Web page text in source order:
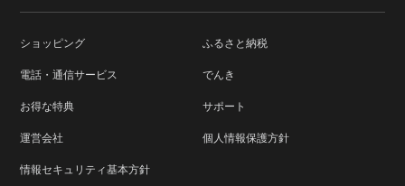
ショッピング ふるさと納税
電話・通信サービス でんき
お得な特典 サポート
運営会社 個人情報保護方針
情報セキュリティ基本方針